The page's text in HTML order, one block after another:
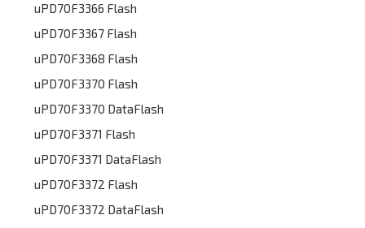
uPD70F3366 Flash
uPD70F3367 Flash
uPD70F3368 Flash
uPD70F3370 Flash
uPD70F3370 DataFlash
uPD70F3371 Flash
uPD70F3371 DataFlash
uPD70F3372 Flash
uPD70F3372 DataFlash